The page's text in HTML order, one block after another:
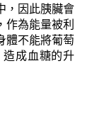
，因此胰臟會
作為能量被利
體不能將葡萄
成血糖的升